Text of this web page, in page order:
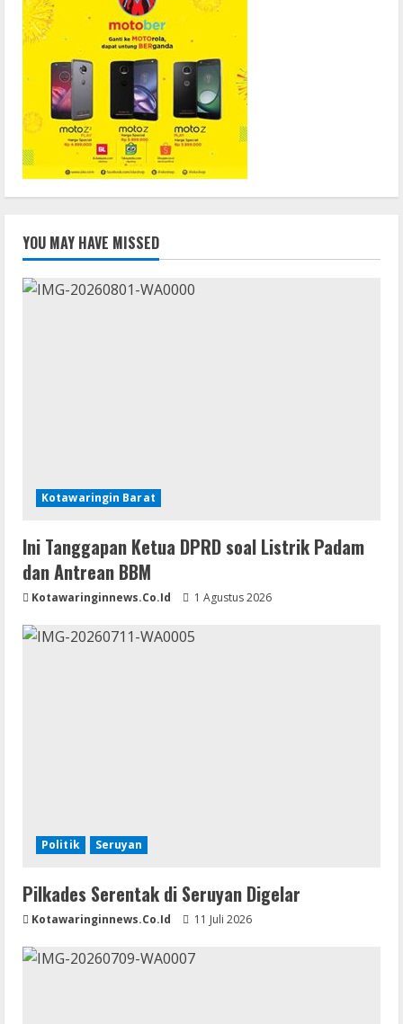
YOU MAY HAVE MISSED
Kotawaringin Barat
Ini Tanggapan Ketua DPRD soal Listrik Padam
dan Antrean BBM
Kotawaringinnews.co.id 1 Agustus 2026
Politik Seruyan
Pilkades Serentak di Seruyan Digelar
Kotawaringinnews.co.id 11 Juli 2026